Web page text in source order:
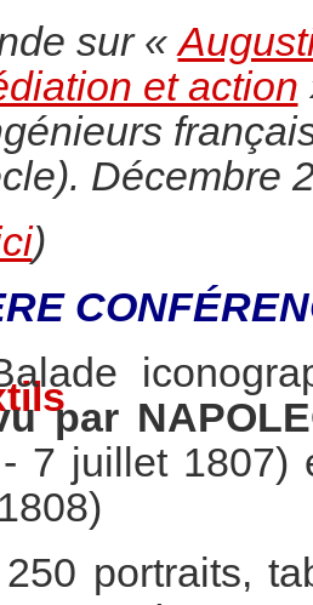
sur «
et action
Décembre
)
par
7 juillet
portraits,